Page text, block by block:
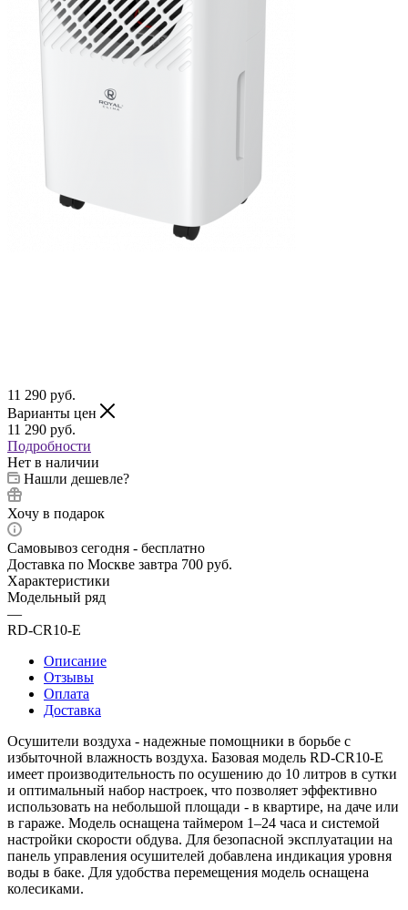
11 290 руб.
Варианты цен
11 290 руб.
Подробности
Нет в наличии
Нашли дешевле?
Хочу в подарок
Самовывоз сегодня - бесплатно
Доставка по Москве завтра 700 руб.
Характеристики
Модельный ряд
—
RD-CR10-E
Описание
Отзывы
Оплата
Доставка
Осушители воздуха - надежные помощники в борьбе с
избыточной влажность воздуха. Базовая модель RD-CR10-E
имеет производительность по осушению до 10 литров в сутки
и оптимальный набор настроек, что позволяет эффективно
использовать на небольшой площади - в квартире, на даче или
в гараже. Модель оснащена таймером 1–24 часа и системой
настройки скорости обдува. Для безопасной эксплуатации на
панель управления осушителей добавлена индикация уровня
воды в баке. Для удобства перемещения модель оснащена
колесиками.